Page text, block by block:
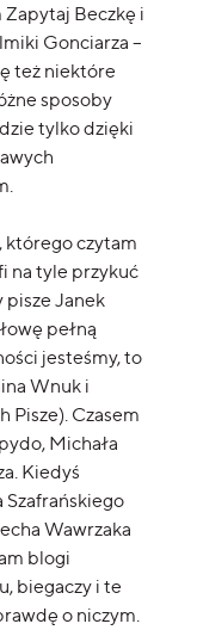
Zapytaj Beczkę i
Gonciarza –
też niektóre
sposoby
tylko dzięki
którego czytam
na tyle przykuć
pisze Janek
pełną
jesteśmy, to
Wnuk i
Pisze). Czasem
Michała
Kiedyś
Szafrańskiego
Wawrzaka
blogi
biegaczy i te
o niczym.